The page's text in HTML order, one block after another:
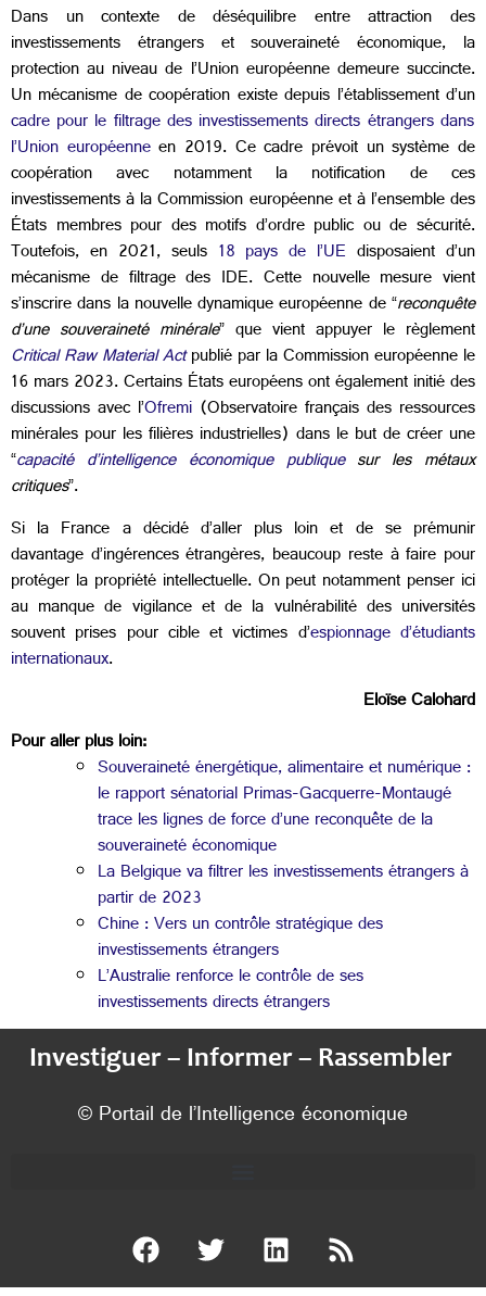
Dans un contexte de déséquilibre entre attraction des
investissements étrangers et souveraineté économique, la
protection au niveau de l’Union européenne demeure succincte.
Un mécanisme de coopération existe depuis l’établissement d’un
cadre pour le filtrage des investissements directs étrangers dans
l’Union européenneen 2019. Ce cadre prévoit un système de
coopération avec notamment la notification de ces
investissements à la Commission européenne et à l’ensemble des
États membres pour des motifs d’ordre public ou de sécurité.
Toutefois, en 2021, seuls 18 pays de l’UE disposaient d’un
mécanisme de filtrage des IDE. Cette nouvelle mesure vient
s’inscrire dans la nouvelle dynamique européenne de “reconquête
d’une souveraineté minérale” que vient appuyer le règlement
Critical Raw Material Actpublié par la Commission européenne le
16 mars 2023. Certains États européens ont également initié des
discussions avec l’Ofremi (Observatoire français des ressources
minérales pour les filières industrielles) dans le but de créer une
“capacité d’intelligence économique publiquesur les métaux
critiques”.
Si la France a décidé d’aller plus loin et de se prémunir
davantage d’ingérences étrangères, beaucoup reste à faire pour
protéger la propriété intellectuelle. On peut notamment penser ici
au manque de vigilance et de la vulnérabilité des universités
souvent prises pour cible et victimes d’espionnage d’étudiants
internationaux.
Eloïse Calohard
Pour aller plus loin:
Souveraineté énergétique, alimentaire et numérique :
le rapport sénatorial Primas-Gacquerre-Montaugé
trace les lignes de force d’une reconquête de la
souveraineté économique
La Belgique va filtrer les investissements étrangers à
partir de 2023
Chine : Vers un contrôle stratégique des
investissements étrangers
L’Australie renforce le contrôle de ses
investissements directs étrangers
Investiguer – Informer – Rassembler
© Portail de l’Intelligence économique